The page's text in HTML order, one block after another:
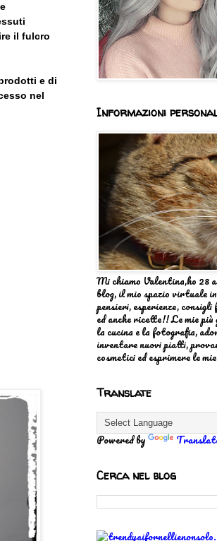
il fulcro
e di
nel
Informazioni
Mi chiamo Valentina,ho 28
blog, il mio spazio virtuale
pensieri, esperienze, consigli
ed anche ricette!! Le mie più
la cucina e la fotografia,
inventare nuovi piatti,
cosmetici ed esprimere le
Translate
Powered by
Cerca nel blog